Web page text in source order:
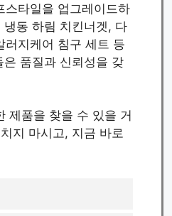
스타일을 업그레이드하
동 하림 치킨너겟, 다
지케어 침구 세트 등
은 품질과 신뢰성을 갖
제품을 찾을 수 있을 거
지 마시고, 지금 바로